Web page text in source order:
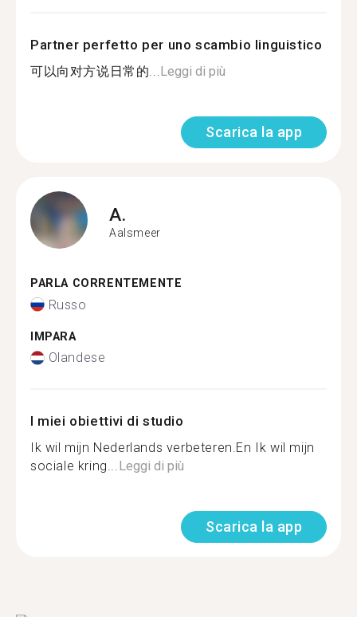
Partner perfetto per uno scambio linguistico
可以向对方说日常的...Leggi di più
Scarica la app
A.
Aalsmeer
PARLA CORRENTEMENTE
Russo
IMPARA
Olandese
I miei obiettivi di studio
Ik wil mijn Nederlands verbeteren.En Ik wil mijn
sociale kring...Leggi di più
Scarica la app